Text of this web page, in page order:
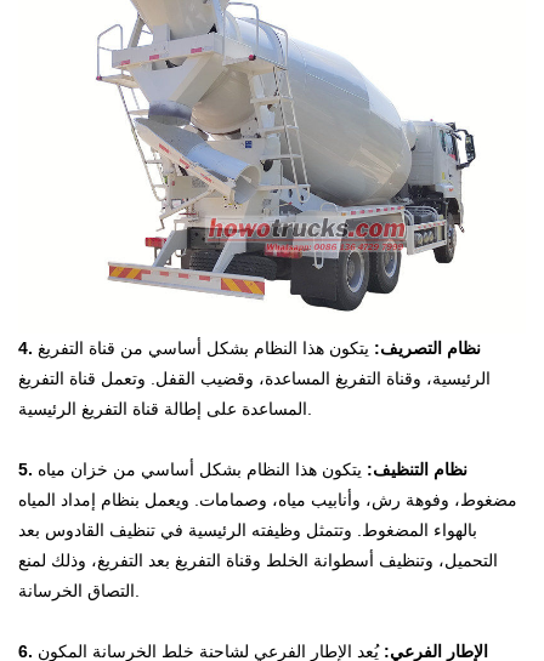
4. نظام التصريف: يتكون هذا النظام بشكل أساسي من قناة التفريغ
الرئيسية، وقناة التفريغ المساعدة، وقضيب القفل. وتعمل قناة التفريغ
5. نظام التنظيف: يتكون هذا النظام بشكل أساسي من خزان مياه
مضغوط، وفوهة رش، وأنابيب مياه، وصمامات. ويعمل بنظام إمداد المياه
بالهواء المضغوط. وتتمثل وظيفته الرئيسية في تنظيف القادوس بعد
التحميل، وتنظيف أسطوانة الخلط وقناة التفريغ بعد التفريغ، وذلك لمنع
6. الإطار الفرعي: يُعد الإطار الفرعي لشاحنة خلط الخرسانة المكون